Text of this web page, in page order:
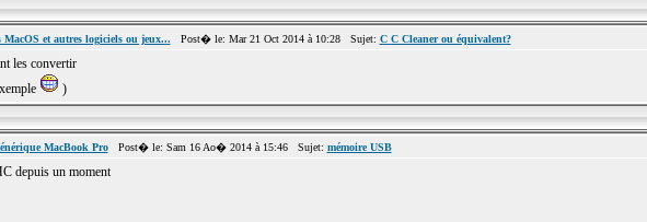
MacOS et autres logiciels ou jeux... Post� le: Mar 21 Oct 2014 à 10:28 Sujet: C C Cleaner ou équivalent?
les convertir
)
MacBook ProPost� le: Sam 16 Ao� 2014 à 15:46 Sujet: mémoire USB
depuis un moment